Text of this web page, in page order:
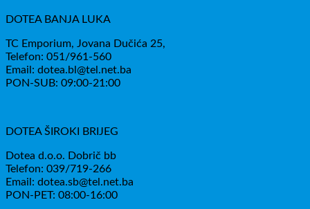
DOTEA BANJA LUKA
TC Emporium, Jovana Dučića 25,
Telefon: 051/961-560
Email: dotea.bl@tel.net.ba
PON-SUB: 09:00-21:00
DOTEA ŠIROKI BRIJEG
Dotea d.o.o. Dobrič bb
Telefon: 039/719-266
Email: dotea.sb@tel.net.ba
PON-PET: 08:00-16:00